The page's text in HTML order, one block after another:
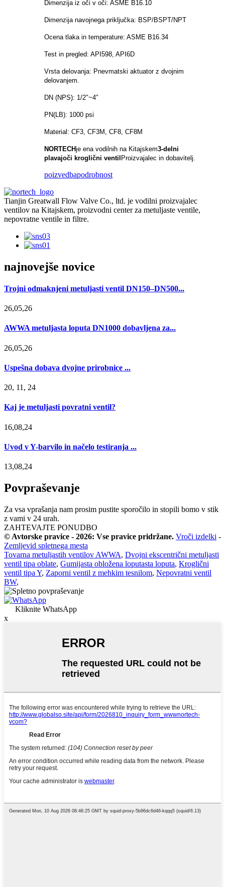
Dimenzija iz oči v oči: ASME B16.10
Dimenzija navojnega priključka: BSP/BSPT/NPT
Ocena tlaka in temperature: ASME B16.34
Test in pregled: API598, API6D
Vrsta delovanja: Pnevmatski aktuator z dvojnim
delovanjem.
DN (NPS): 1/2″~4″
PN(LB): 1000 psi
Material: CF3, CF3M, CF8, CF8M
NORTECHje ena vodilnih na Kitajskem3-delni
plavajoči kroglični ventilProizvajalec in dobavitelj.
poizvedbapodrobnost
Tianjin Greatwall Flow Valve Co., ltd. je vodilni proizvajalec
ventilov na Kitajskem, proizvodni center za metuljaste ventile,
nepovratne ventile in filtre.
najnovejše novice
Trojni odmaknjeni metuljasti ventil DN150–DN500...
26,05,26
AWWA metuljasta loputa DN1000 dobavljena za...
26,05,26
Uspešna dobava dvojne prirobnice ...
20, 11, 24
Kaj je metuljasti povratni ventil?
16,08,24
Uvod v Y-barvilo in načelo testiranja ...
13,08,24
Povpraševanje
Za vsa vprašanja nam prosim pustite sporočilo in stopili bomo v stik
z vami v 24 urah.
ZAHTEVAJTE PONUDBO
© Avtorske pravice - 2026: Vse pravice pridržane. Vroči izdelki -
Zemljevid spletnega mesta
Tovarna metuljastih ventilov AWWA, Dvojni ekscentrični metuljasti
ventil tipa oblate, Gumijasta obložena loputasta loputa, Kroglični
ventil tipa Y, Zaporni ventil z mehkim tesnilom, Nepovratni ventil
BW,
Kliknite WhatsApp
x